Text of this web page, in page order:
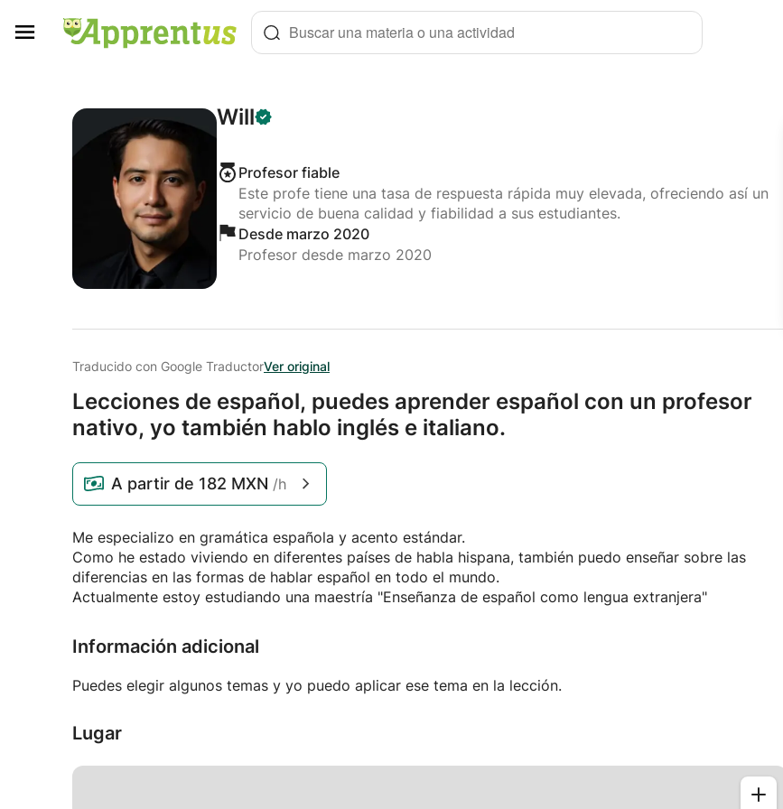
Buscar una materia o una actividad
Will
Profesor fiable
Este profe tiene una tasa de respuesta rápida muy elevada, ofreciendo así un
servicio de buena calidad y fiabilidad a sus estudiantes.
Desde marzo 2020
Profesor desde marzo 2020
Traducido con Google TraductorVer original
Lecciones de español, puedes aprender español con un profesor
nativo, yo también hablo inglés e italiano.
A partir de 182 MXN /h
Me especializo en gramática española y acento estándar.
Como he estado viviendo en diferentes países de habla hispana, también puedo enseñar sobre las
diferencias en las formas de hablar español en todo el mundo.
Actualmente estoy estudiando una maestría "Enseñanza de español como lengua extranjera"
Información adicional
Puedes elegir algunos temas y yo puedo aplicar ese tema en la lección.
Lugar